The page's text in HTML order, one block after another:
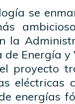
se
la
de Energía
proyecto
eléctricas
energías